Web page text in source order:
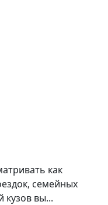
как
семейных
кузов вы...